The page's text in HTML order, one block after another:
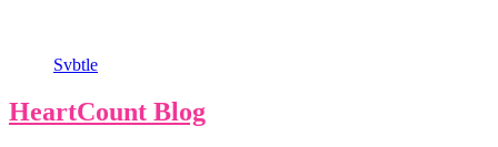
Svbtle
HeartCount Blog